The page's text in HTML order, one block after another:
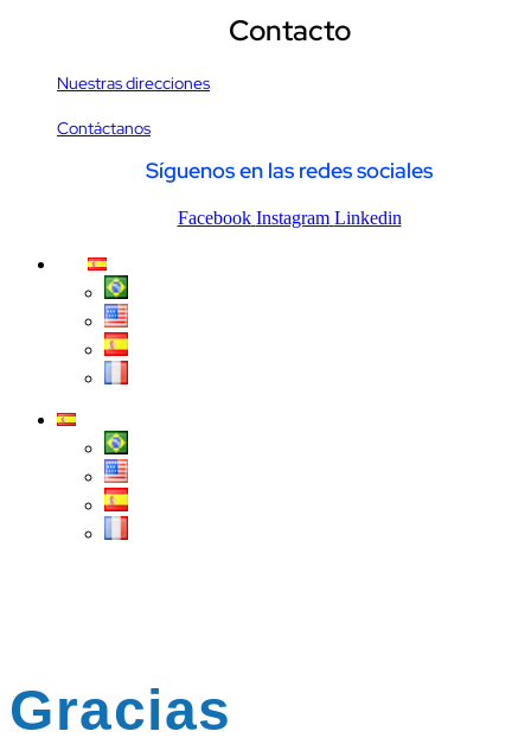
Contacto
Nuestras direcciones
Contáctanos
Síguenos en las redes sociales
Facebook Instagram Linkedin
Gracias